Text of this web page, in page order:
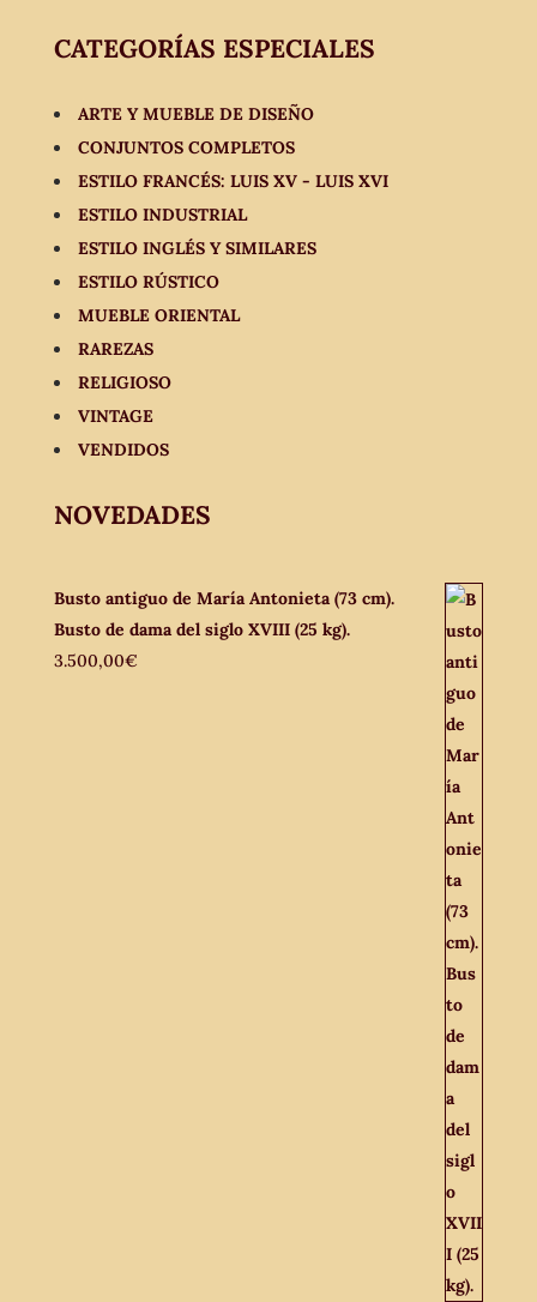
CATEGORÍAS ESPECIALES
ARTE Y MUEBLE DE DISEÑO
CONJUNTOS COMPLETOS
ESTILO FRANCÉS: LUIS XV - LUIS XVI
ESTILO INDUSTRIAL
ESTILO INGLÉS Y SIMILARES
ESTILO RÚSTICO
MUEBLE ORIENTAL
RAREZAS
RELIGIOSO
VINTAGE
VENDIDOS
NOVEDADES
Busto antiguo de María Antonieta (73 cm).
Busto de dama del siglo XVIII (25 kg).
3.500,00€